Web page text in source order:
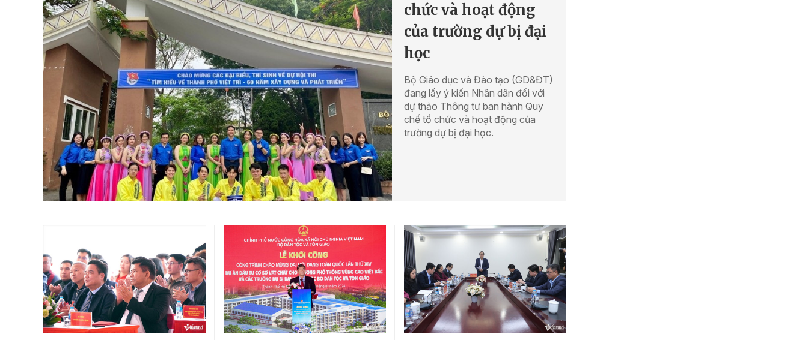
chức và hoạt động
của trường dự bị đại
học
Bộ Giáo dục và Đào tạo (GD&ĐT)
đang lấy ý kiến Nhân dân đối với
dự thảo Thông tư ban hành Quy
chế tổ chức và hoạt động của
trường dự bị đại học.